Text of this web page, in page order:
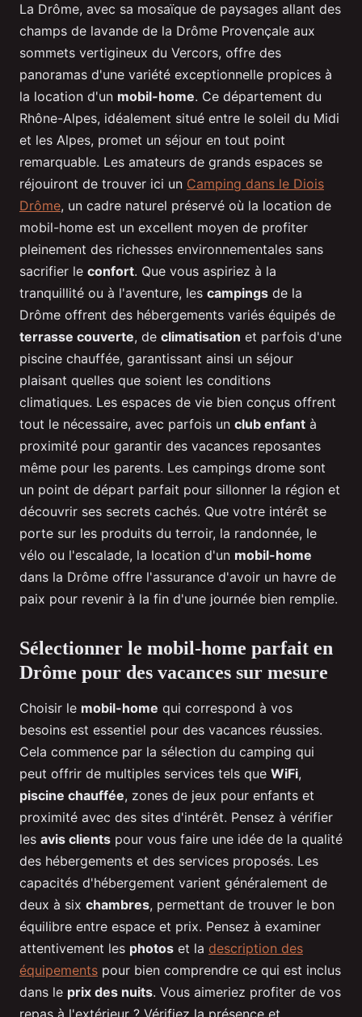
La Drôme, avec sa mosaïque de paysages allant des
champs de lavande de la Drôme Provençale aux
sommets vertigineux du Vercors, offre des
panoramas d'une variété exceptionnelle propices à
la location d'un mobil-home. Ce département du
Rhône-Alpes, idéalement situé entre le soleil du Midi
et les Alpes, promet un séjour en tout point
remarquable. Les amateurs de grands espaces se
réjouiront de trouver ici un Camping dans le Diois
Drôme, un cadre naturel préservé où la location de
mobil-home est un excellent moyen de profiter
pleinement des richesses environnementales sans
sacrifier le confort. Que vous aspiriez à la
tranquillité ou à l'aventure, les campings de la
Drôme offrent des hébergements variés équipés de
terrasse couverte, de climatisation et parfois d'une
piscine chauffée, garantissant ainsi un séjour
plaisant quelles que soient les conditions
climatiques. Les espaces de vie bien conçus offrent
tout le nécessaire, avec parfois un club enfant à
proximité pour garantir des vacances reposantes
même pour les parents. Les campings drome sont
un point de départ parfait pour sillonner la région et
découvrir ses secrets cachés. Que votre intérêt se
porte sur les produits du terroir, la randonnée, le
vélo ou l'escalade, la location d'un mobil-home
dans la Drôme offre l'assurance d'avoir un havre de
paix pour revenir à la fin d'une journée bien remplie.
Sélectionner le mobil-home parfait en
Drôme pour des vacances sur mesure
Choisir le mobil-home qui correspond à vos
besoins est essentiel pour des vacances réussies.
Cela commence par la sélection du camping qui
peut offrir de multiples services tels que WiFi,
piscine chauffée, zones de jeux pour enfants et
proximité avec des sites d'intérêt. Pensez à vérifier
les avis clients pour vous faire une idée de la qualité
des hébergements et des services proposés. Les
capacités d'hébergement varient généralement de
deux à six chambres, permettant de trouver le bon
équilibre entre espace et prix. Pensez à examiner
attentivement les photos et la description des
équipements pour bien comprendre ce qui est inclus
dans le prix des nuits. Vous aimeriez profiter de vos